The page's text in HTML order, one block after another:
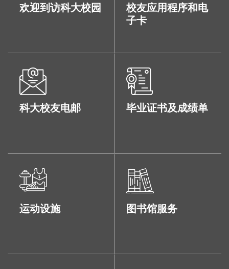
欢迎到访科大校园
校友应用程序和电
子卡
科大校友电邮 毕业证书及成绩单
运动设施 图书馆服务